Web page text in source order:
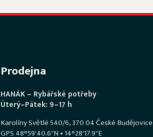
Prodejna
HANÁK – Rybářské potřeby
Úterý–Pátek: 9–17 h
Karolíny Světlé 540/6, 370 04 České Budějovice
GPS 48°59'40.6"N • 14°28'17.9"E